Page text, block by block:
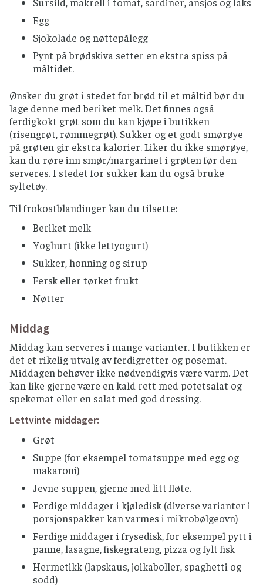
Egg
Sjokolade og nøttepålegg
Pynt på brødskiva setter en ekstra spiss på
måltidet.
Ønsker du grøt i stedet for brød til et måltid bør du
lage denne med beriket melk. Det finnes også
ferdigkokt grøt som du kan kjøpe i butikken
(risengrøt, rømmegrøt). Sukker og et godt smørøye
på grøten gir ekstra kalorier. Liker du ikke smørøye,
kan du røre inn smør/margarinet i grøten før den
serveres. I stedet for sukker kan du også bruke
syltetøy.
Til frokostblandinger kan du tilsette:
Beriket melk
Yoghurt (ikke lettyogurt)
Sukker, honning og sirup
Fersk eller tørket frukt
Nøtter
Middag
Middag kan serveres i mange varianter. I butikken er
det et rikelig utvalg av ferdigretter og posemat.
Middagen behøver ikke nødvendigvis være varm. Det
kan like gjerne være en kald rett med potetsalat og
spekemat eller en salat med god dressing.
Lettvinte middager:
Grøt
Suppe (for eksempel tomatsuppe med egg og
makaroni)
Jevne suppen, gjerne med litt fløte.
Ferdige middager i kjøledisk (diverse varianter i
porsjonspakker kan varmes i mikrobølgeovn)
Ferdige middager i frysedisk, for eksempel pytt i
panne, lasagne, fiskegrateng, pizza og fylt fisk
Hermetikk (lapskaus, joikaboller, spaghetti og
sodd)